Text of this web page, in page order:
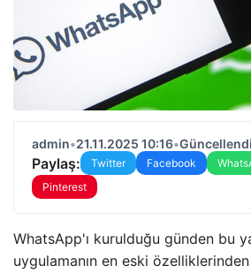
admin•21.11.2025 10:16•
Paylaş: Twitter Facebook
Pinterest
WhatsApp'ı kurulduğu günden bu
uygulamanın en eski